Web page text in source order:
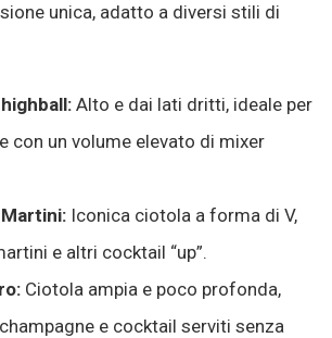
unica, adatto a diversi stili di
Alto e dai lati dritti, ideale per
con un volume elevato di mixer
Iconica ciotola a forma di V,
e altri cocktail “up”.
Ciotola ampia e poco profonda,
e cocktail serviti senza